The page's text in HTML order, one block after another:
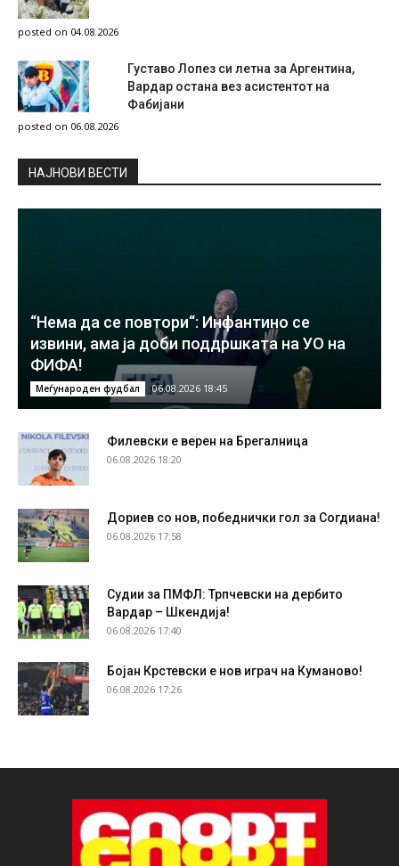
posted on 04.08.2026
Густаво Лопез си летна за Аргентина,
Вардар остана вез асистентот на
Фабијани
posted on 06.08.2026
НAЈНОВИ ВЕСТИ
“Нема да се повтори“: Инфантино се
извини, ама ја доби поддршката на УО на
ФИФА!
Меѓународен фудбал 06.08.2026 18:45
Филевски е верен на Брегалница
06.08.2026 18:20
Дориев со нов, победнички гол за Согдиана!
06.08.2026 17:58
Судии за ПМФЛ: Трпчевски на дербито
Вардар – Шкендија!
06.08.2026 17:40
Бојан Крстевски е нов играч на Куманово!
06.08.2026 17:26